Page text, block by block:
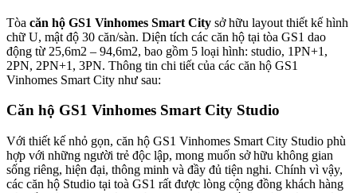
Tòa căn hộ GS1 Vinhomes Smart City sở hữu layout thiết kế hình
chữ U, mật độ 30 căn/sàn. Diện tích các căn hộ tại tòa GS1 dao
động từ 25,6m2 – 94,6m2, bao gồm 5 loại hình: studio, 1PN+1,
2PN, 2PN+1, 3PN. Thông tin chi tiết của các căn hộ GS1
Vinhomes Smart City như sau:
Căn hộ GS1 Vinhomes Smart City Studio
Với thiết kế nhỏ gọn, căn hộ GS1 Vinhomes Smart City Studio phù
hợp với những người trẻ độc lập, mong muốn sở hữu không gian
sống riêng, hiện đại, thông minh và đầy đủ tiện nghi. Chính vì vậy,
các căn hộ Studio tại toà GS1 rất được lòng cộng đồng khách hàng